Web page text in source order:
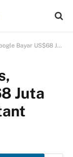
Juta Terkait Voice Assistant
Juta